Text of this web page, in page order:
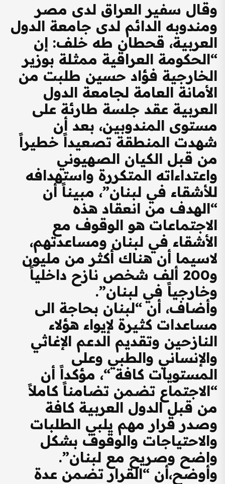
وقال سفير العراق لدى مصر
ومندوبه الدائم لدى جامعة الدول
العربية، قحطان طه خلف: إن
“الحكومة العراقية ممثلة بوزير
الخارجية فؤاد حسين طلبت من
الأمانة العامة لجامعة الدول
العربية عقد جلسة طارئة على
مستوى المندوبين، بعد أن
شهدت المنطقة تصعيداً خطيراً
من قبل الكيان الصهيوني
واعتداءاته المتكررة واستهدافه
للأشقاء في لبنان”، مبيناً أن
“الهدف من انعقاد هذه
الاجتماعات هو الوقوف مع
الأشقاء في لبنان ومساعدتهم،
لاسيما أن هناك أكثر من مليون
و200 ألف شخص نازح داخلياً
وخارجياً في لبنان”.
وأضاف، أن “لبنان بحاجة الى
مساعدات كثيرة لإيواء هؤلاء
النازحين وتقديم الدعم الإغاثي
والإنساني والطبي وعلى
المستويات كافة “، مؤكداً أن
“الاجتماع تضمن تضامناً كاملاً
من قبل الدول العربية كافة
وصدر قرار مهم يلبي الطلبات
والاحتياجات والوقوف بشكل
واضح وصريح مع لبنان”.
وأوضح،أن “القرار تضمن عدة